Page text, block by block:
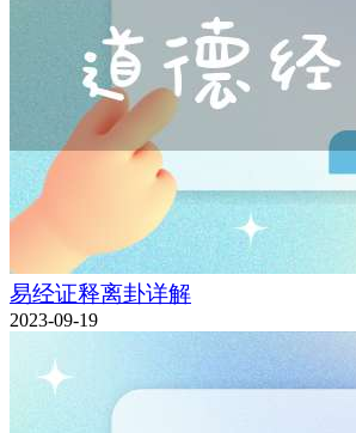
易经证释离卦详解
2023-09-19